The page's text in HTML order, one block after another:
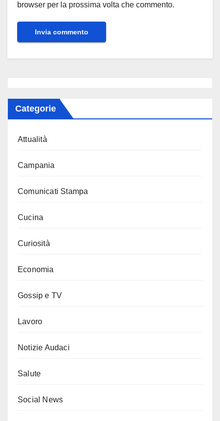
browser per la prossima volta che commento.
Categorie
Attualità
Campania
Comunicati Stampa
Cucina
Curiosità
Economia
Gossip e TV
Lavoro
Notizie Audaci
Salute
Social News